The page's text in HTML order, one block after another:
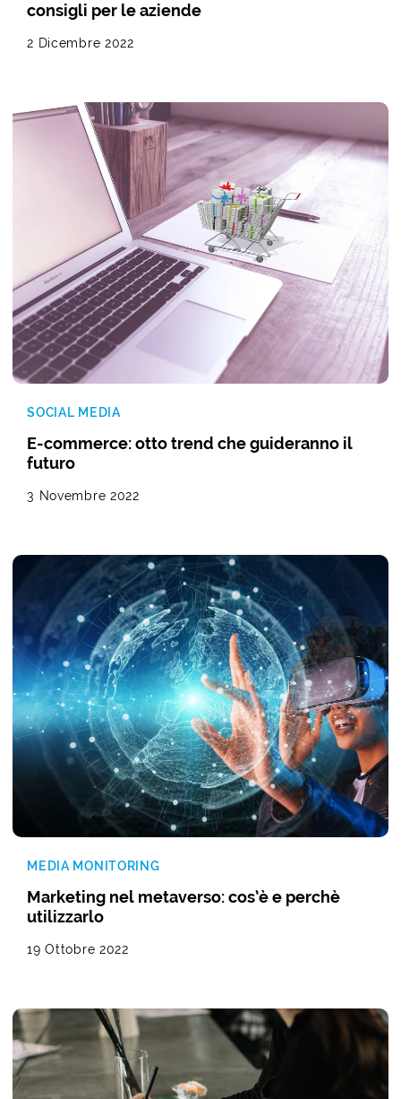
consigli per le aziende
2 Dicembre 2022
SOCIAL MEDIA
E-commerce: otto trend che guideranno il
futuro
3 Novembre 2022
MEDIA MONITORING
Marketing nel metaverso: cos’è e perchè
utilizzarlo
19 Ottobre 2022